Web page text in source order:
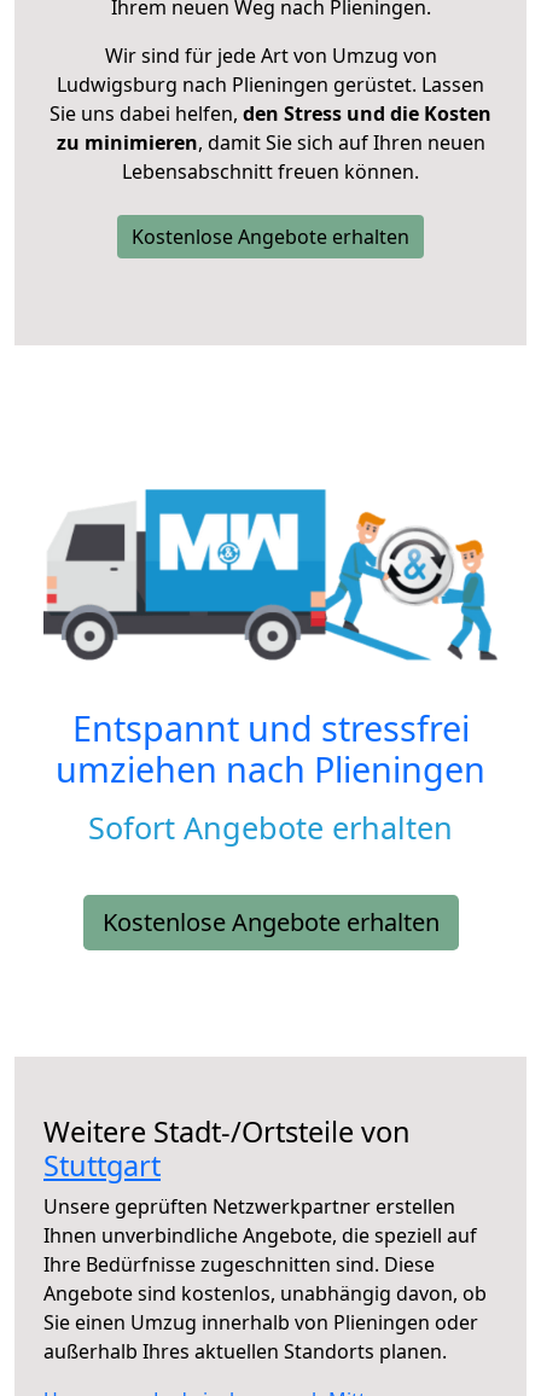
Ihrem neuen Weg nach Plieningen.
Wir sind für jede Art von Umzug von
Ludwigsburg nach Plieningen gerüstet. Lassen
Sie uns dabei helfen, den Stress und die Kosten
zu minimieren, damit Sie sich auf Ihren neuen
Lebensabschnitt freuen können.
Kostenlose Angebote erhalten
Entspannt und stressfrei
umziehen nach Plieningen
Sofort Angebote erhalten
Kostenlose Angebote erhalten
Weitere Stadt-/Ortsteile von
Stuttgart
Unsere geprüften Netzwerkpartner erstellen
Ihnen unverbindliche Angebote, die speziell auf
Ihre Bedürfnisse zugeschnitten sind. Diese
Angebote sind kostenlos, unabhängig davon, ob
Sie einen Umzug innerhalb von Plieningen oder
außerhalb Ihres aktuellen Standorts planen.